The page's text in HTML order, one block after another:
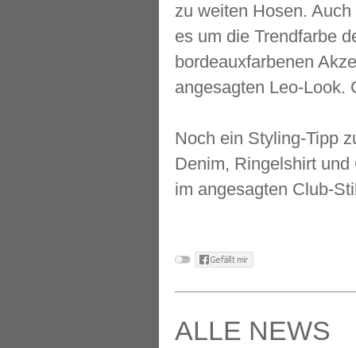
zu weiten Hosen.
es um die Trendfarbe
bordeauxfarbenen
angesagten Leo-Look.
Noch ein Styling-Tipp
Denim, Ringelshirt
im angesagten Club-
ALLE NEWS